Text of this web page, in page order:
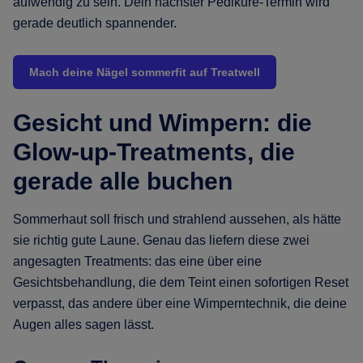
gerade deutlich spannender.
Mach deine Nägel sommerfit auf Treatwell
Gesicht und Wimpern: die
Glow-up-Treatments, die
gerade alle buchen
Sommerhaut soll frisch und strahlend aussehen, als hätte
sie richtig gute Laune. Genau das liefern diese zwei
angesagten Treatments: das eine über eine
Gesichtsbehandlung, die dem Teint einen sofortigen Reset
verpasst, das andere über eine Wimperntechnik, die deine
Augen alles sagen lässt.